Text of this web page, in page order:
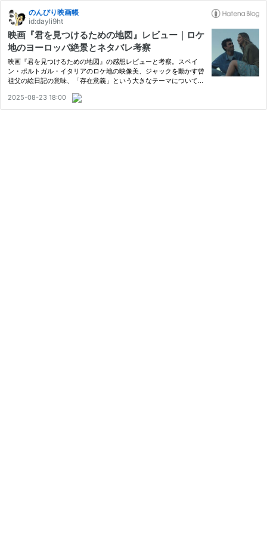
のんびり映画帳
id:dayli9ht
映画『君を見つけるための地図』レビュー｜ロケ
地のヨーロッパ絶景とネタバレ考察
映画『君を見つけるための地図』の感想レビューと考察。スペイ
ン・ポルトガル・イタリアのロケ地の映像美、ジャックを動かす曾
祖父の絵日記の意味、「存在意義」という大きなテーマについて率
2025-08-23 18:00